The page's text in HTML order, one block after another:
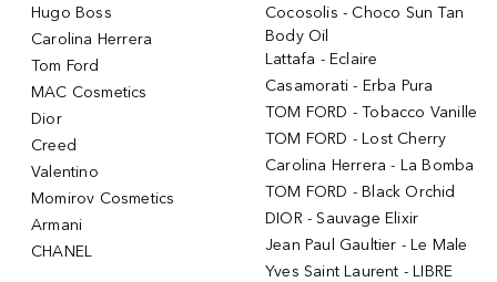
Hugo Boss
Carolina Herrera
Tom Ford
MAC Cosmetics
Dior
Creed
Valentino
Momirov Cosmetics
Armani
CHANEL
Cocosolis - Choco Sun Tan
Body Oil
Lattafa - Eclaire
Casamorati - Erba Pura
TOM FORD - Tobacco Vanille
TOM FORD - Lost Cherry
Carolina Herrera - La Bomba
TOM FORD - Black Orchid
DIOR - Sauvage Elixir
Jean Paul Gaultier - Le Male
Yves Saint Laurent - LIBRE